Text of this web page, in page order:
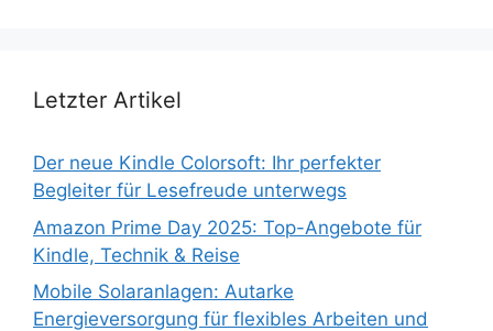
Letzter Artikel
Der neue Kindle Colorsoft: Ihr perfekter
Begleiter für Lesefreude unterwegs
Amazon Prime Day 2025: Top-Angebote für
Kindle, Technik & Reise
Mobile Solaranlagen: Autarke
Energieversorgung für flexibles Arbeiten und